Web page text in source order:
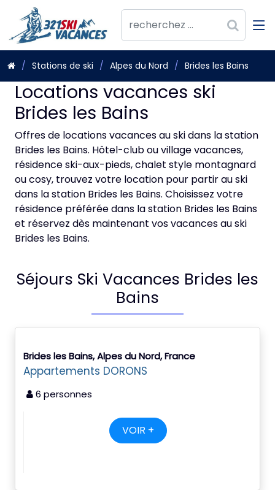
Stations de ski Alpes du Nord Brides les Bains
Locations vacances ski
Brides les Bains
Offres de locations vacances au ski dans la station
Brides les Bains. Hôtel-club ou village vacances,
résidence ski-aux-pieds, chalet style montagnard
ou cosy, trouvez votre location pour partir au ski
dans la station Brides les Bains. Choisissez votre
résidence préférée dans la station Brides les Bains
et réservez dès maintenant vos vacances au ski
Brides les Bains.
Séjours Ski Vacances Brides les
Bains
Brides les Bains, Alpes du Nord, France
Appartements DORONS
6 personnes
VOIR +